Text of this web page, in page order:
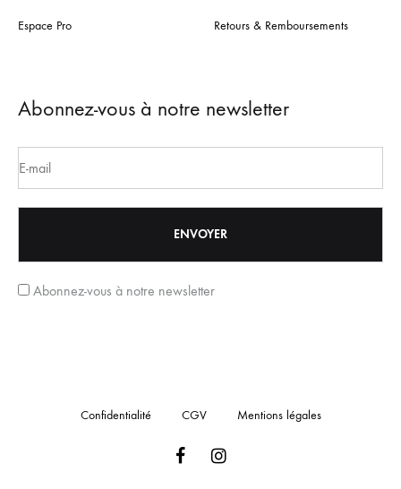
Espace Pro Retours & Remboursements
Abonnez-vous à notre newsletter
Abonnez-vous à notre newsletter
Confidentialité CGV Mentions légales
FacebookInstagram